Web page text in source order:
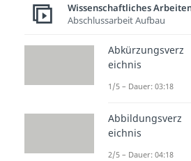
Erfolgsfaktoren
in der digitalen
Bedingungen
gelungene
virtuellen Raum?
Wissenschaftliches
Abschlussarbeit Aufbau
Abkürzungsverz
eichnis
1/5 – Dauer: 03:18
Abbildungsverz
eichnis
2/5 – Dauer: 04:18